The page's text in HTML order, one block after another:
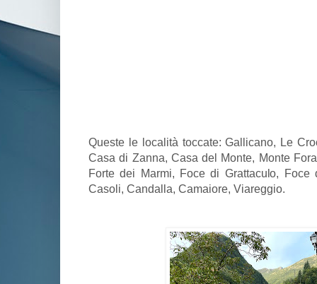
Queste le località toccate: Gallicano, Le
Casa di Zanna, Casa del Monte, Monte
Forte dei Marmi, Foce di Grattaculo, Foce
Casoli, Candalla, Camaiore, Viareggio.